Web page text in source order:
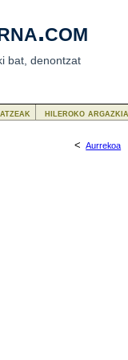
bat, denontzat
<Aurrekoa
hileroko